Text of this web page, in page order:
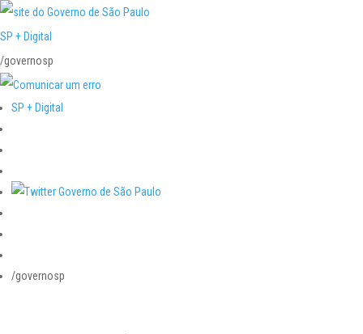
SP + Digital
/governosp
SP + Digital
/governosp